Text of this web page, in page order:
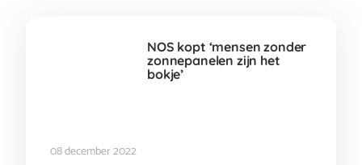
NOS kopt ‘mensen zonder
zonnepanelen zijn het
bokje’
08 december 2022